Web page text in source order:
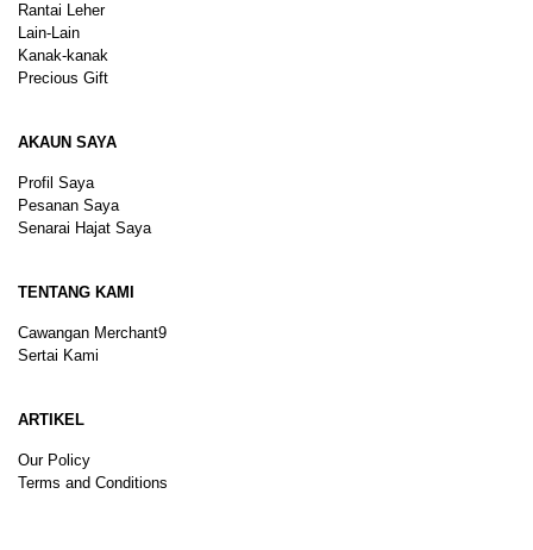
Rantai Leher
Lain-Lain
Kanak-kanak
Precious Gift
AKAUN SAYA
Profil Saya
Pesanan Saya
Senarai Hajat Saya
TENTANG KAMI
Cawangan Merchant9
Sertai Kami
ARTIKEL
Our Policy
Terms and Conditions